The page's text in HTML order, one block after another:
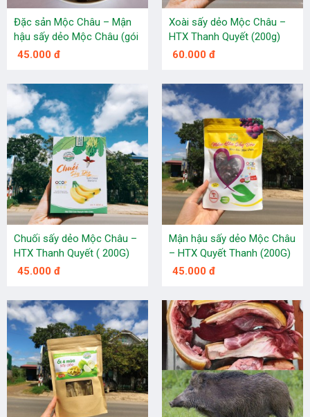
Đặc sản Mộc Châu – Mận
hậu sấy dẻo Mộc Châu (gói
180g)
45.000 đ
Xoài sấy dẻo Mộc Châu –
HTX Thanh Quyết (200g)
60.000 đ
Chuối sấy dẻo Mộc Châu –
HTX Thanh Quyết ( 200G)
45.000 đ
Mận hậu sấy dẻo Mộc Châu
– HTX Quyết Thanh (200G)
45.000 đ